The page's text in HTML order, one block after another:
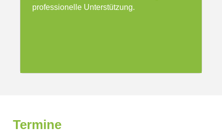
professionelle Unterstützung.
Termine